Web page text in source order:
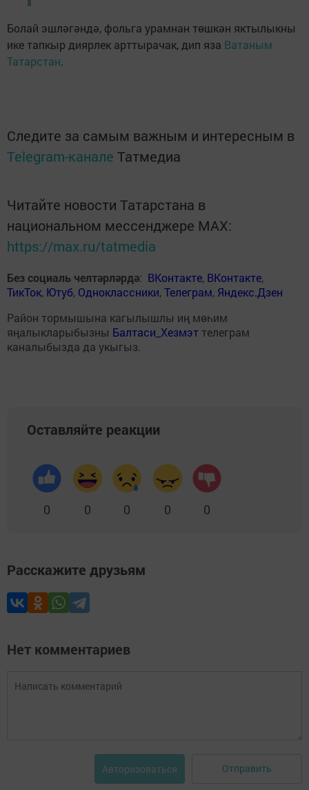
Болай эшләгәндә, фольга урамнан төшкән яктылыкны
ике тапкыр диярлек арттырачак, дип яза Ватаным
Татарстан.
Следите за самым важным и интересным в
Telegram-канале Татмедиа
Читайте новости Татарстана в
национальном мессенджере MАХ:
https://max.ru/tatmedia
Без социаль челтәрләрдә: ВКонтакте, ВКонтакте,
ТикТок, Ютуб, Одноклассники,Телеграм, Яндекс.Дзен
Район тормышына кагылышлы иң мөһим
яңалыкларыбызны Балтаси_Хезмэт телеграм
каналыбызда да укыгыз.
Оставляйте реакции
0 0 0 0 0
Расскажите друзьям
Нет комментариев
Авторизоваться Отправить